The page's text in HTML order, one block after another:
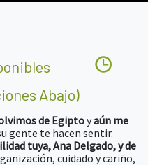
Abajo)
de Egiptoyaún me
gente te hacen sentir.
tuya, Ana Delgado, y de
cuidado y cariño,